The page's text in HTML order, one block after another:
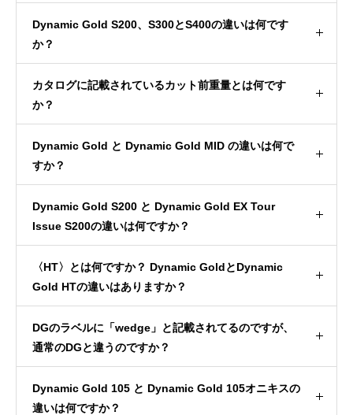
Dynamic Gold S200、S300とS400の違いは何です
か？
カタログに記載されているカット前重量とは何です
か？
Dynamic Gold と Dynamic Gold MID の違いは何で
すか？
Dynamic Gold S200 と Dynamic Gold EX Tour
Issue S200の違いは何ですか？
〈HT〉とは何ですか？ Dynamic GoldとDynamic
Gold HTの違いはありますか？
DGのラベルに「wedge」と記載されてるのですが、
通常のDGと違うのですか？
Dynamic Gold 105 と Dynamic Gold 105オニキスの
違いは何ですか？